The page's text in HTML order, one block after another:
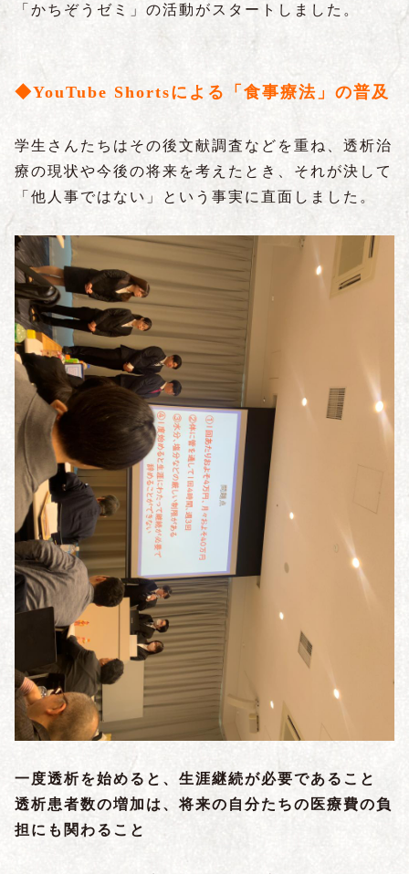
「かちぞうゼミ」の活動がスタートしました。
◆YouTube Shortsによる「食事療法」の普及
学生さんたちはその後文献調査などを重ね、透析治
療の現状や今後の将来を考えたとき、それが決して
「他人事ではない」という事実に直面しました。
一度透析を始めると、生涯継続が必要であること
透析患者数の増加は、将来の自分たちの医療費の負
担にも関わること